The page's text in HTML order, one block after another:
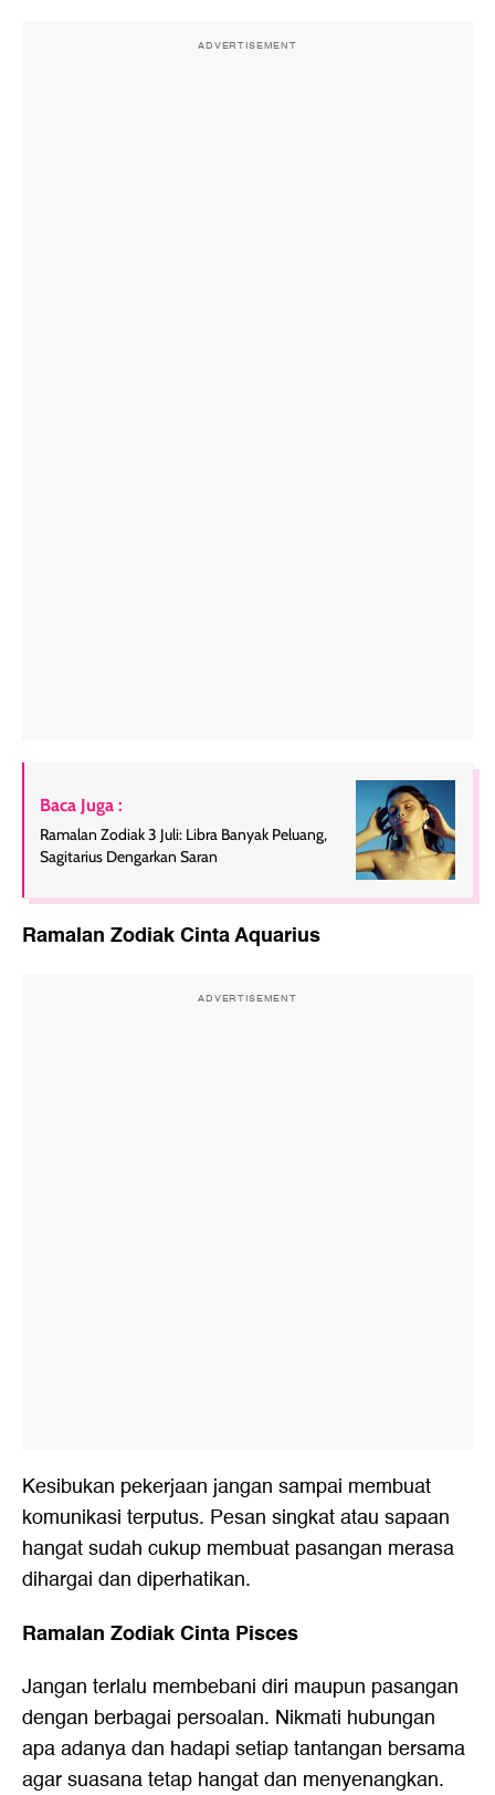
ADVERTISEMENT
Baca Juga :
Ramalan Zodiak 3 Juli: Libra Banyak Peluang,
Sagitarius Dengarkan Saran
Ramalan Zodiak Cinta Aquarius
ADVERTISEMENT
Kesibukan pekerjaan jangan sampai membuat
komunikasi terputus. Pesan singkat atau sapaan
hangat sudah cukup membuat pasangan merasa
dihargai dan diperhatikan.
Ramalan Zodiak Cinta Pisces
Jangan terlalu membebani diri maupun pasangan
dengan berbagai persoalan. Nikmati hubungan
apa adanya dan hadapi setiap tantangan bersama
agar suasana tetap hangat dan menyenangkan.